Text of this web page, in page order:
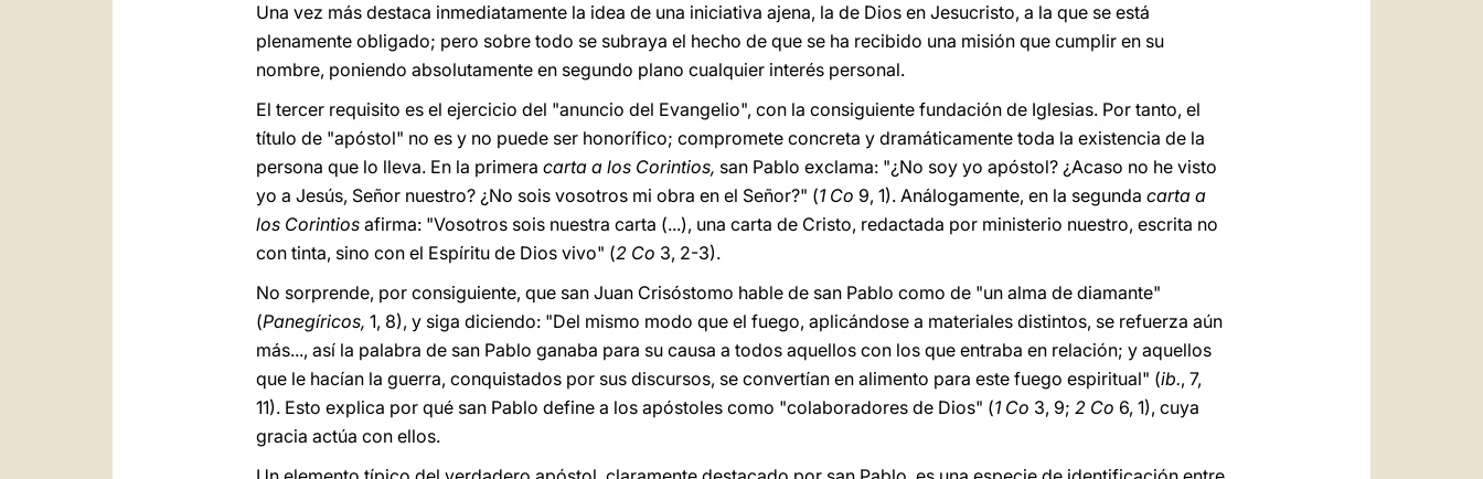
Una vez más destaca inmediatamente la idea de una iniciativa ajena, la de Dios en Jesucristo, a la que se está
plenamente obligado; pero sobre todo se subraya el hecho de que se ha recibido una misión que cumplir en su
nombre, poniendo absolutamente en segundo plano cualquier interés personal.
El tercer requisito es el ejercicio del "anuncio del Evangelio", con la consiguiente fundación de Iglesias. Por tanto, el
título de "apóstol" no es y no puede ser honorífico; compromete concreta y dramáticamente toda la existencia de la
persona que lo lleva. En la primera carta a los Corintios, san Pablo exclama: "¿No soy yo apóstol? ¿Acaso no he visto
yo a Jesús, Señor nuestro? ¿No sois vosotros mi obra en el Señor?" (1 Co 9, 1). Análogamente, en la segunda carta a
los Corintios afirma: "Vosotros sois nuestra carta (...), una carta de Cristo, redactada por ministerio nuestro, escrita no
con tinta, sino con el Espíritu de Dios vivo" (2 Co 3, 2-3).
No sorprende, por consiguiente, que san Juan Crisóstomo hable de san Pablo como de "un alma de diamante"
(Panegíricos, 1, 8), y siga diciendo: "Del mismo modo que el fuego, aplicándose a materiales distintos, se refuerza aún
más..., así la palabra de san Pablo ganaba para su causa a todos aquellos con los que entraba en relación; y aquellos
que le hacían la guerra, conquistados por sus discursos, se convertían en alimento para este fuego espiritual" (ib., 7,
11). Esto explica por qué san Pablo define a los apóstoles como "colaboradores de Dios" (1 Co 3, 9; 2 Co 6, 1), cuya
gracia actúa con ellos.